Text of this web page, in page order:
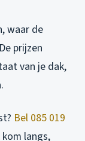
waar de
prijzen
van je dak,
Bel 085 019
kom langs,